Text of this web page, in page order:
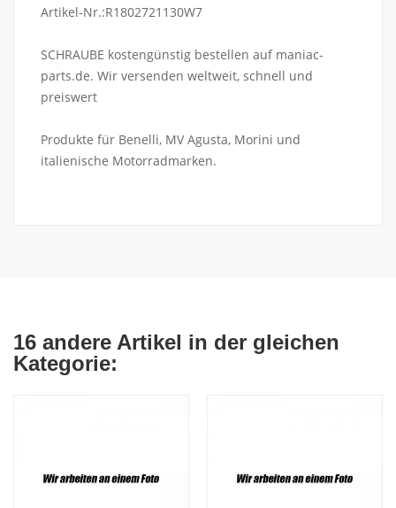
Artikel-Nr.:R1802721130W7
SCHRAUBE kostengünstig bestellen auf maniac-
parts.de. Wir versenden weltweit, schnell und
preiswert
Produkte für Benelli, MV Agusta, Morini und
italienische Motorradmarken.
16 andere Artikel in der gleichen
Kategorie: